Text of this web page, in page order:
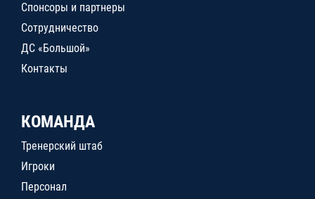
Спонсоры и партнеры
Сотрудничество
ДС «Большой»
Контакты
КОМАНДА
Тренерский штаб
Игроки
Персонал